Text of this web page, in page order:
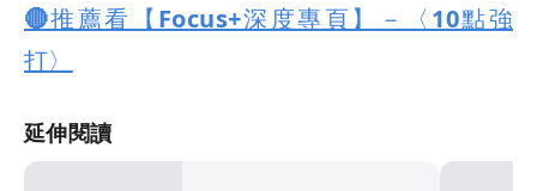
🔴推薦看【Focus+深度專頁】－〈10點強
打〉
延伸閱讀